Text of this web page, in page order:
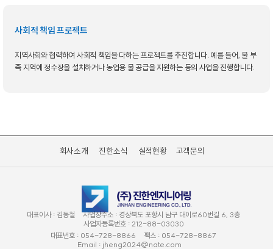
사회적 책임 프로젝트
지역사회와 협력하여 사회적 책임을 다하는 프로젝트를 추진합니다. 예를 들어, 물 부
족 지역에 정수장을 설치하거나 농업용 물 공급을 지원하는 등의 사업을 진행합니다.
회사소개 진한소식 실적현황 고객문의
대표이사 : 김동철 사업장주소 : 경상북도 포항시 남구 대이로60번길 6, 3층
사업자등록번호 : 212-88-03030
대표번호 : 054-728-8866 팩스 : 054-728-8867
Email : jheng2024@nate.com